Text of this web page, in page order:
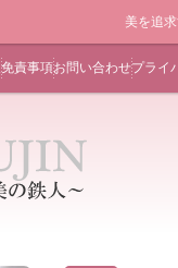
美を追
免責事項お問い合わせプライ